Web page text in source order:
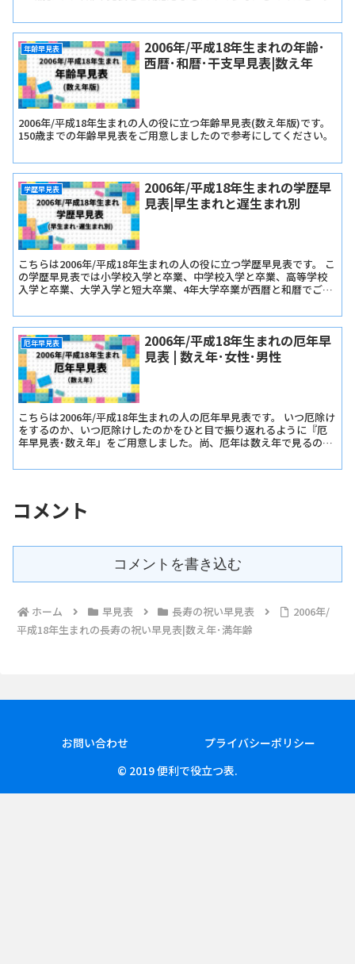
年齢早見表
2006年/平成18年生まれの年齢･
西暦･和暦･干支早見表|数え年
2006年/平成18年生まれの人の役に立つ年齢早見表(数え年版)です。
150歳までの年齢早見表をご用意しましたので参考にしてください。
学歴早見表
2006年/平成18年生まれの学歴早
見表|早生まれと遅生まれ別
こちらは2006年/平成18年生まれの人の役に立つ学歴早見表です。 こ
の学歴早見表では小学校入学と卒業、中学校入学と卒業、高等学校
入学と卒業、大学入学と短大卒業、4年大学卒業が西暦と和暦でご確
厄年早見表
2006年/平成18年生まれの厄年早
見表 | 数え年･女性･男性
こちらは2006年/平成18年生まれの人の厄年早見表です。 いつ厄除け
をするのか、いつ厄除けしたのかをひと目で振り返れるように『厄
年早見表･数え年』をご用意しました。尚、厄年は数え年で見るので
コメント
コメントを書き込む
ホーム 早見表 長寿の祝い早見表
2006年/
平成18年生まれの長寿の祝い早見表|数え年･満年齢
お問い合わせ
プライバシーポリシー
© 2019 便利で役立つ表.